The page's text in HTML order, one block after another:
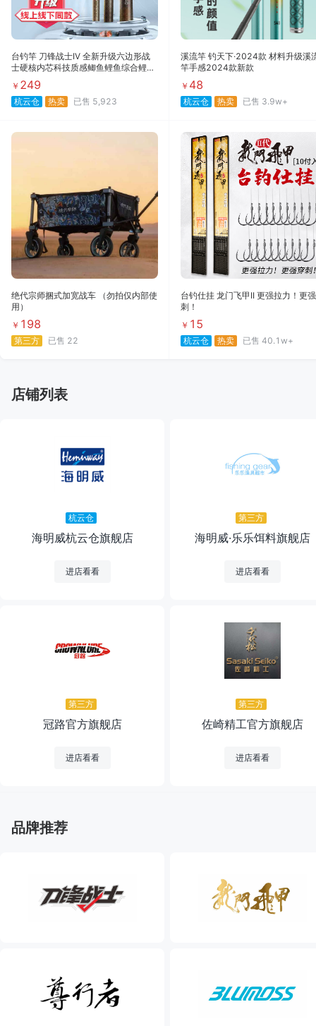
台钓竿 刀锋战士IV 全新升级六边形战
士硬核内芯科技质感鲫鱼鲤鱼综合鲤青
战青大物鲢鳙竿
￥ 249
杭云仓 热卖 已售 5,923
溪流竿 钓天下·2024款 材料升级溪
竿手感2024款新款
￥ 48
杭云仓 热卖 已售 3.9w+
绝代宗师捆式加宽战车 （勿拍仅内部使
用）
￥ 198
第三方 已售 22
台钓仕挂 龙门飞甲II 更强拉力！更
刺！
￥ 15
杭云仓 热卖 已售 40.1w+
店铺列表
杭云仓
海明威杭云仓旗舰店
进店看看
第三方
海明威·乐乐饵料旗舰店
进店看看
第三方
冠路官方旗舰店
进店看看
第三方
佐崎精工官方旗舰店
进店看看
品牌推荐